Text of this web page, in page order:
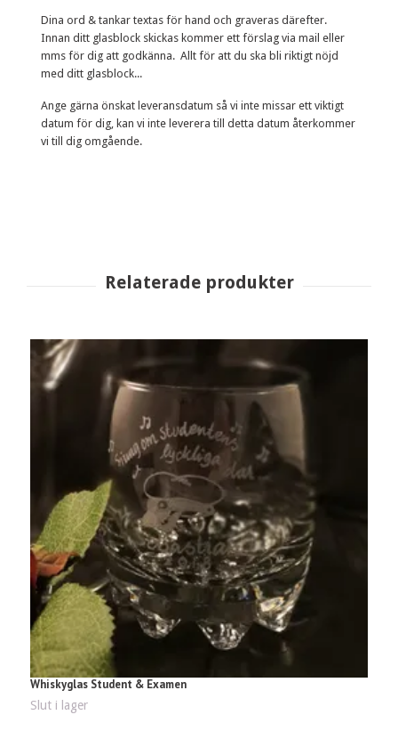
Dina ord & tankar textas för hand och graveras därefter.
Innan ditt glasblock skickas kommer ett förslag via mail eller
mms för dig att godkänna. Allt för att du ska bli riktigt nöjd
med ditt glasblock...
Ange gärna önskat leveransdatum så vi inte missar ett viktigt
datum för dig, kan vi inte leverera till detta datum återkommer
vi till dig omgående.
Whiskyglas Student & Examen
Slut i lager